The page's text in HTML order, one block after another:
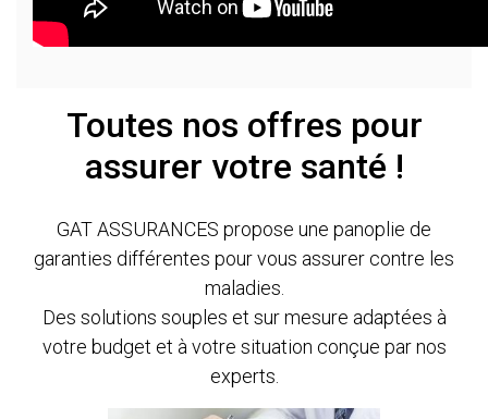
Toutes nos offres pour
assurer votre santé !
GAT ASSURANCES propose une panoplie de
garanties différentes pour vous assurer contre les
maladies.
Des solutions souples et sur mesure adaptées à
votre budget et à votre situation conçue par nos
experts.